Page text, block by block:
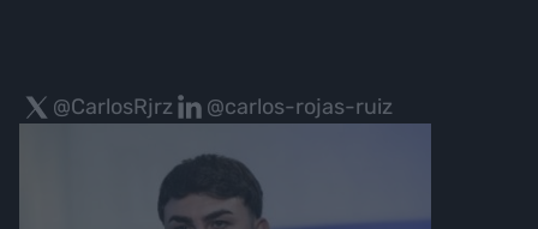
@CarlosRjrz @carlos-rojas-ruiz